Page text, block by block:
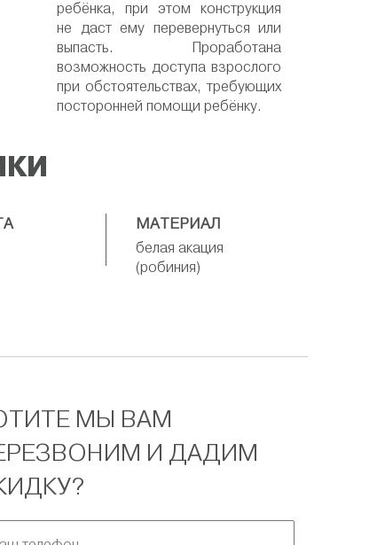
ребёнка, при этом конструкция
не даст ему перевернуться или
выпасть. Проработана
возможность доступа взрослого
при обстоятельствах, требующих
посторонней помощи ребёнку.
МАТЕРИАЛ
белая акация
(робиния)
МЫ ВАМ
И ДАДИМ